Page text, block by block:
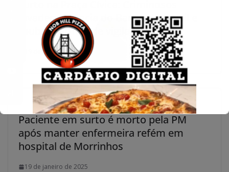
invadem agência do Banco do Brasil e
roubam armas de vigilantes
19 de janeiro de 2025
Paciente em surto é morto pela PM
após manter enfermeira refém em
hospital de Morrinhos
19 de janeiro de 2025